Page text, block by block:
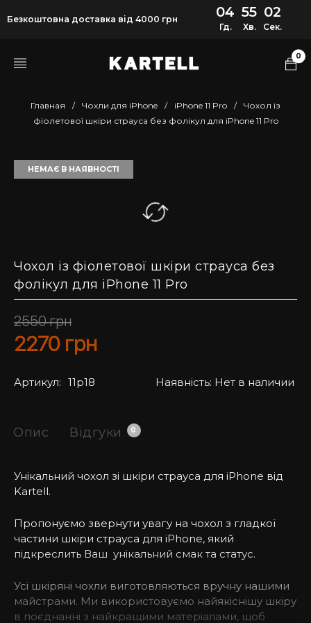
Безкоштовна доставка від 4000 грн 04
Гд.
55
Хв.
02
Сек.
0
Главная / Чохли для iPhone / iPhone 11 Pro /
Чохол із
фіолетової шкіри страуса без фолікул для iPhone 11 Pro
НЕМАЄ В НАЯВНОСТІ
Чохол із фіолетової шкіри страуса без
фолікул для iPhone 11 Pro
2550грн
2270 грн
Артикул: 11p18 Наявність: Нет в наличии
Опис Відгуки 0
Унікальний чохол зі шкіри страуса для iPhone від
Kartell.
Пропонуємо звернути увагу на чохол з гладкої
частини шкіри страуса для iPhone, який
підкреслить Ваш унікальний смак та статус.
Усі шкіряні чохли виготовляються вручну нашими
майстрами. Ми використовуємо найякіснішу шкіру
в поєднанні з найкращими матеріалами, щоб